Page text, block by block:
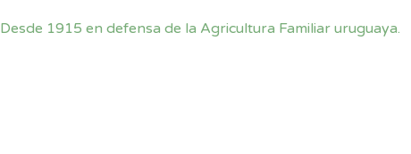
Desde 1915 en defensa de la Agricultura Familiar uruguaya.